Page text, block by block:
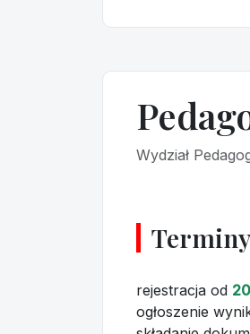
Wydział
Terminy
rejestracja od
ogłoszenie